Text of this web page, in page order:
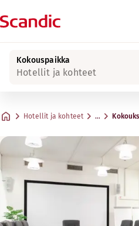
Kokouspaikka
Hotellit ja kohteet
Hotellit ja kohteet …